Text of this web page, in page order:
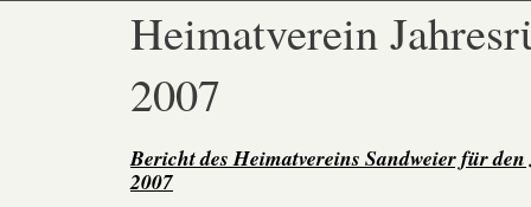
Heimatverein
2007
Bericht des Heimatvereins Sandweier für
2007